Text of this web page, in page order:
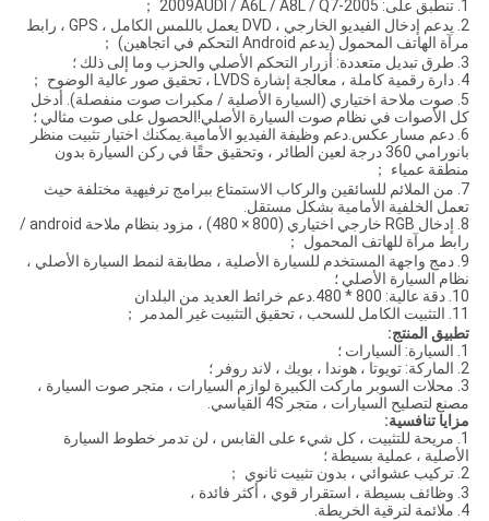
1. تنطبق على: 2005-2009AUDI / A6L / A8L / Q7 ；
2. يدعم إدخال الفيديو الخارجي ، DVD يعمل باللمس الكامل ، GPS ، رابط
مرآة الهاتف المحمول (يدعم Android التحكم في اتجاهين) ；
3. طرق تبديل متعددة: أزرار التحكم الأصلي والحزب وما إلى ذلك ؛
4. دارة رقمية كاملة ، معالجة إشارة LVDS ، تحقيق صور عالية الوضوح ；
5. صوت ملاحة اختياري (السيارة الأصلية / مكبرات صوت منفصلة). أدخل
كل الأصوات في نظام صوت السيارة الأصلي!الحصول على صوت مثالي ؛
6. دعم مسار عكس.دعم وظيفة الفيديو الأمامية.يمكنك اختيار تثبيت منظر
بانورامي 360 درجة لعين الطائر ، وتحقيق حقًا في ركن السيارة بدون
منطقة عمياء ；
7. من الملائم للسائقين والركاب الاستمتاع ببرامج ترفيهية مختلفة حيث
تعمل الخلفية الأمامية بشكل مستقل.
8. إدخال RGB خارجي اختياري (800 × 480) ، مزود بنظام ملاحة android /
رابط مرآة للهاتف المحمول ；
9. دمج واجهة المستخدم للسيارة الأصلية ، مطابقة لنمط السيارة الأصلي ،
نظام السيارة الأصلي ؛
10. دقة عالية: 800 * 480.دعم خرائط العديد من البلدان
11. التثبيت الكامل للسحب ، تحقيق التثبيت غير المدمر ；
تطبيق المنتج:
1. السيارة: السيارات ؛
2. الماركة: تويوتا ، هوندا ، بويك ، لاند روفر ؛
3. محلات السوبر ماركت الكبيرة لوازم السيارات ، متجر صوت السيارة ،
مصنع لتصليح السيارات ، متجر 4S القياسي.
مزايا تنافسية:
1. مريحة للتثبيت ، كل شيء على القابس ، لن تدمر خطوط السيارة
الأصلية ، عملية بسيطة ؛
2. تركيب عشوائي ، بدون تثبيت ثانوي ；
3. وظائف بسيطة ، استقرار قوي ، أكثر فائدة ،
4. ملائمة لترقية الخريطة.